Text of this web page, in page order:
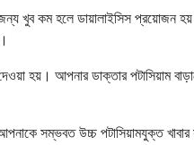
জন্য খুব কম হলে ডায়ালাইসিস
হয়। আপনার ডাক্তার পটাসিয়াম
সম্ভবত উচ্চ পটাসিয়ামযুক্ত